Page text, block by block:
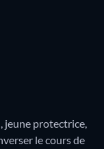
jeune protectrice,
le cours de